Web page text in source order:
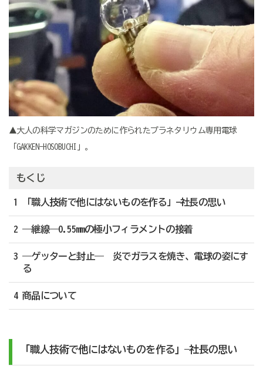
▲大人の科学マガジンのために作られたプラネタリウム専用電球
「GAKKEN-HOSOBUCHI」。
もくじ
1 「職人技術で他にはないものを作る」—社長の思い
2 ―継線―0.55mmの極小フィラメントの接着
3 ―ゲッターと封止― 炎でガラスを焼き、電球の姿にす
る
4 商品について
「職人技術で他にはないものを作る」—社長の思い